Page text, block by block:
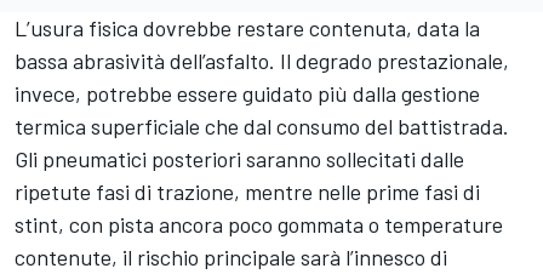
L’usura fisica dovrebbe restare contenuta, data la
bassa abrasività dell’asfalto. Il degrado prestazionale,
invece, potrebbe essere guidato più dalla gestione
termica superficiale che dal consumo del battistrada.
Gli pneumatici posteriori saranno sollecitati dalle
ripetute fasi di trazione, mentre nelle prime fasi di
stint, con pista ancora poco gommata o temperature
contenute, il rischio principale sarà l’innesco di